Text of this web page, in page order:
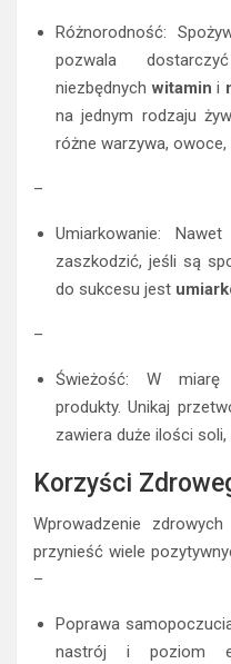
Różnorodność:
pozwala
niezbędnychwitamin i
na jednym rodzaju
różne warzywa, owoce,
–
Umiarkowanie:
zaszkodzić, jeśli są
do sukcesu jest
–
Świeżość: W miarę
produkty. Unikaj
zawiera duże ilości
Korzyści
Wprowadzenie
przynieść wiele
–
Poprawa
nastrój i poziom